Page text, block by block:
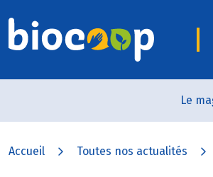
Le
Accueil Toutes nos actualités